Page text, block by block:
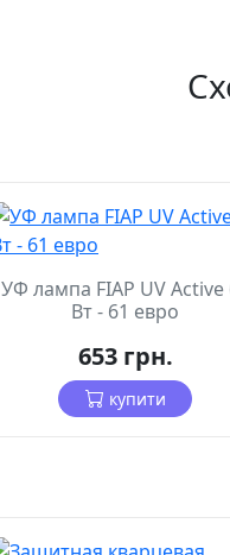
УФ лампа FIAP UV Active
Вт - 61 евро
653 грн.
купити